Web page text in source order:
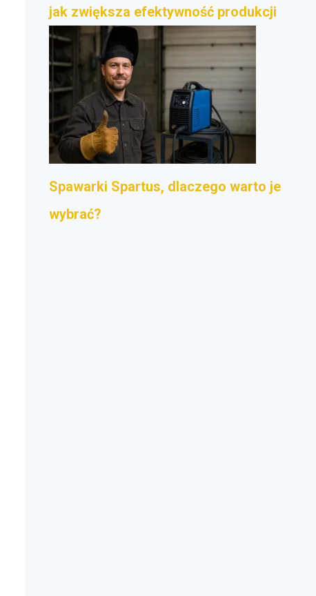
jak zwiększa efektywność produkcji
Spawarki Spartus, dlaczego warto je
wybrać?